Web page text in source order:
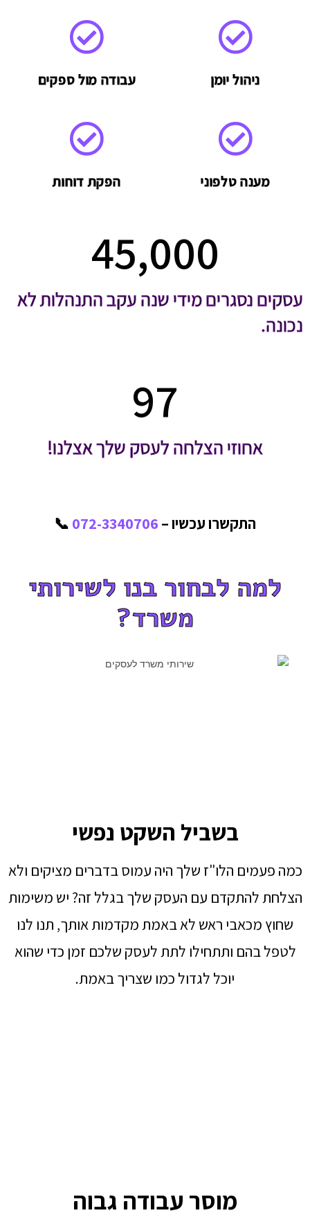
ניהול יומן עבודה מול ספקים
מענה טלפוני הפקת דוחות
עסקים נסגרים מידי שנה עקב התנהלות לא
נכונה.
45,000
אחוזי הצלחה לעסק שלך אצלנו!
97
התקשרו עכשיו – 072-3340706
📞
למה לבחור בנו לשירותי
משרד?
בשביל השקט נפשי
כמה פעמים הלו"ז שלך היה עמוס בדברים מציקים ולא
הצלחת להתקדם עם העסק שלך בגלל זה? יש משימות
שחוץ מכאבי ראש לא באמת מקדמות אותך, תנו לנו
לטפל בהם ותתחילו לתת לעסק שלכם זמן כדי שהוא
יוכל לגדול כמו שצריך באמת.
מוסר עבודה גבוה